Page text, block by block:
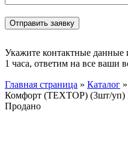
Укажите контактные данные
1 часа, ответим на все
Главная страница » Каталог »
Комфорт (ТЕХТОР) (3шт/уп)
Продано